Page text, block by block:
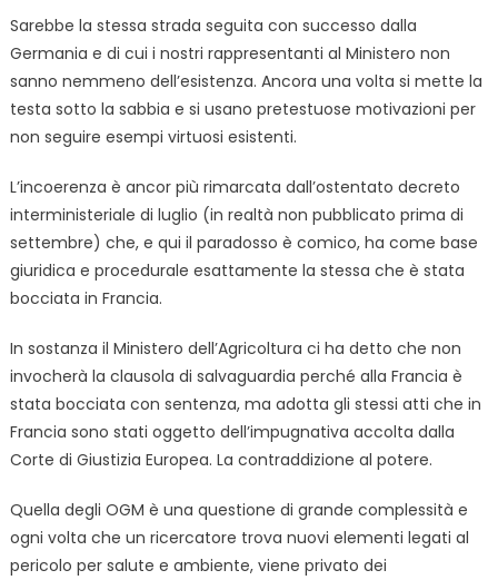
Sarebbe la stessa strada seguita con successo dalla
Germania e di cui i nostri rappresentanti al Ministero non
sanno nemmeno dell’esistenza. Ancora una volta si mette la
testa sotto la sabbia e si usano pretestuose motivazioni per
non seguire esempi virtuosi esistenti.
L’incoerenza è ancor più rimarcata dall’ostentato decreto
interministeriale di luglio (in realtà non pubblicato prima di
settembre) che, e qui il paradosso è comico, ha come base
giuridica e procedurale esattamente la stessa che è stata
bocciata in Francia.
In sostanza il Ministero dell’Agricoltura ci ha detto che non
invocherà la clausola di salvaguardia perché alla Francia è
stata bocciata con sentenza, ma adotta gli stessi atti che in
Francia sono stati oggetto dell’impugnativa accolta dalla
Corte di Giustizia Europea. La contraddizione al potere.
Quella degli OGM è una questione di grande complessità e
ogni volta che un ricercatore trova nuovi elementi legati al
pericolo per salute e ambiente, viene privato dei